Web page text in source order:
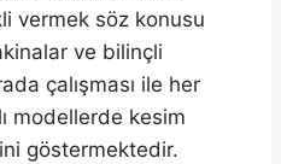
vermek söz konusu
ve bilinçli
çalışması ile her
modellerde kesim
göstermektedir.